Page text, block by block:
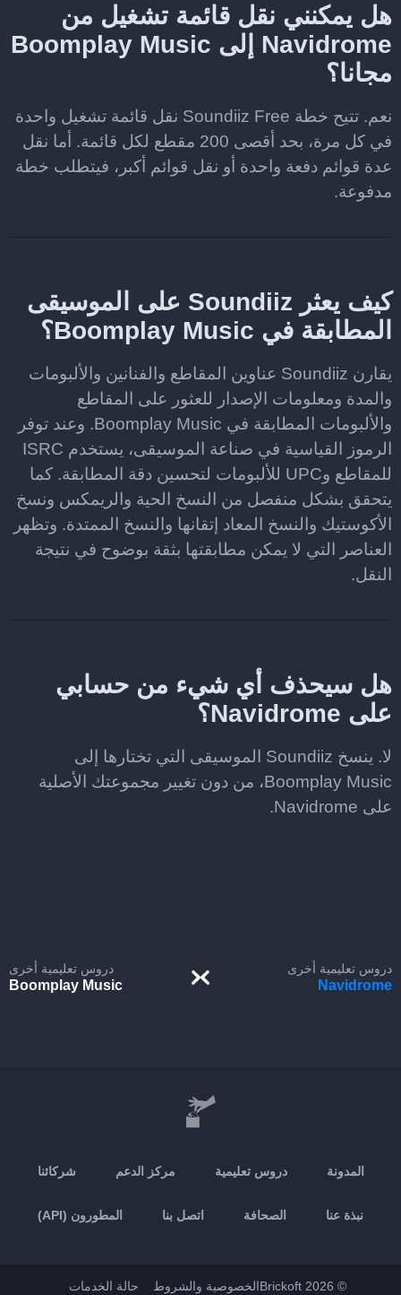
هل يمكنني نقل قائمة تشغيل من
Navidrome إلى Boomplay Music
مجانا؟
نعم. تتيح خطة Soundiiz Free نقل قائمة تشغيل واحدة
في كل مرة، بحد أقصى 200 مقطع لكل قائمة. أما نقل
عدة قوائم دفعة واحدة أو نقل قوائم أكبر، فيتطلب خطة
مدفوعة.
كيف يعثر Soundiiz على الموسيقى
المطابقة في Boomplay Music؟
يقارن Soundiiz عناوين المقاطع والفنانين والألبومات
والمدة ومعلومات الإصدار للعثور على المقاطع
والألبومات المطابقة في Boomplay Music. وعند توفر
الرموز القياسية في صناعة الموسيقى، يستخدم ISRC
للمقاطع وUPC للألبومات لتحسين دقة المطابقة. كما
يتحقق بشكل منفصل من النسخ الحية والريمكس ونسخ
الأكوستيك والنسخ المعاد إتقانها والنسخ الممتدة. وتظهر
العناصر التي لا يمكن مطابقتها بثقة بوضوح في نتيجة
النقل.
هل سيحذف أي شيء من حسابي
على Navidrome؟
لا. ينسخ Soundiiz الموسيقى التي تختارها إلى
Boomplay Music، من دون تغيير مجموعتك الأصلية
على Navidrome.
دروس تعليمية أخرى
Navidrome
دروس تعليمية أخرى
Boomplay Music
المدونة دروس تعليمية مركز الدعم شركائنا
نبذة عنا الصحافة اتصل بنا المطورون (API)
© 2026 Brickoft الخصوصية والشروط حالة الخدمات